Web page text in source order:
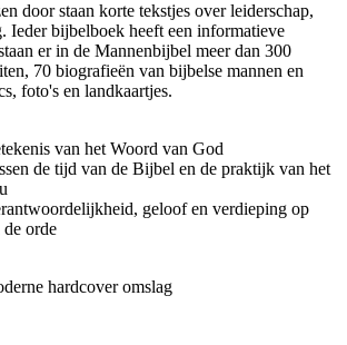
door staan korte tekstjes over leiderschap,
Ieder bijbelboek heeft een informatieve
er in de Mannenbijbel meer dan 300
70 biografieën van bijbelse mannen en
foto's en landkaartjes.
van het Woord van God
de tijd van de Bijbel en de praktijk van het
geloof en verdieping op
orde
hardcover omslag